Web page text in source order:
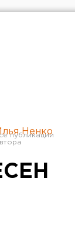
Ненко